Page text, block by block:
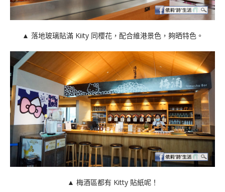
▲ 落地玻璃貼滿 Kiity 同櫻花，配合維港景色，夠晒特色。
▲ 梅酒區都有 Kitty 貼紙呢！